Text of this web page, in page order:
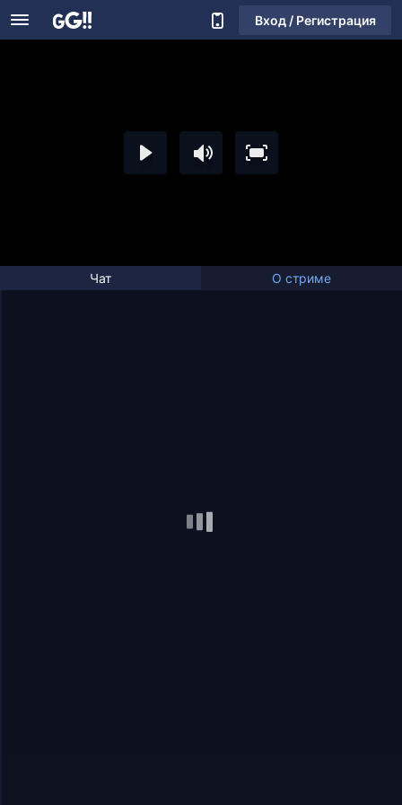
Вход / Регистрация
Чат О стриме